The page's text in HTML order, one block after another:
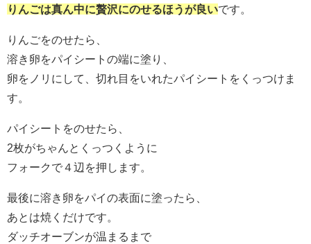
りんごは真ん中に贅沢にのせるほうが良いです。
りんごをのせたら、
溶き卵をパイシートの端に塗り、
卵をノリにして、切れ目をいれたパイシートをくっつけま
す。
パイシートをのせたら、
2枚がちゃんとくっつくように
フォークで４辺を押します。
最後に溶き卵をパイの表面に塗ったら、
あとは焼くだけです。
ダッチオーブンが温まるまで